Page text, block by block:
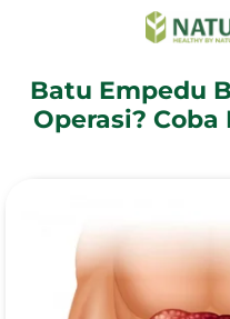
Batu Empedu
Operasi?